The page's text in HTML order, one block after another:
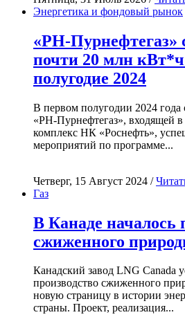
Энергетика и фондовый рынок
«РН-Пурнефтегаз»
почти 20 млн кВт*ч
полугодие 2024
В первом полугодии 2024
«РН-Пурнефтегаз», входящей
комплекс НК «Роснефть»,
мероприятий по программе...
Четверг, 15 Август 2024 /
Газ
В Канаде началось
сжиженного
Канадский завод LNG Canada
производство сжиженного
новую страницу в истории
страны. Проект, реализация...